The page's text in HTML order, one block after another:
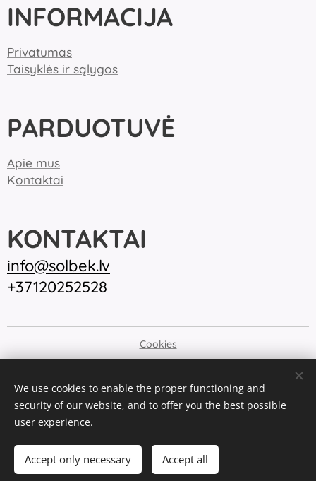
Add to cart
INFORMACIJA
Privatumas
Taisyklės ir sąlygos
PARDUOTUVĖ
Apie mus
Kontaktai
KONTAKTAI
info@solbek.lv
+37120252528
Cookies
Latviešu Valoda
English Русский
Eesti keel
Lietuvių kalba
Polski
We use cookies to enable the proper functioning and
security of our website, and to offer you the best possible
user experience.
Accept only necessary Accept all